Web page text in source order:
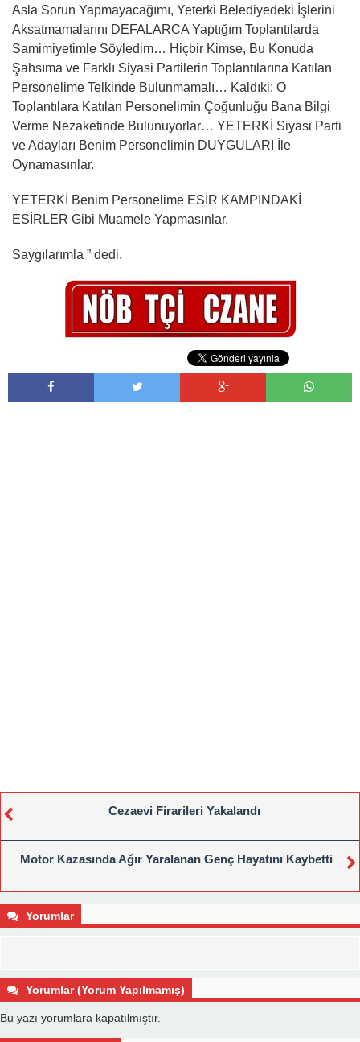
Asla Sorun Yapmayacağımı, Yeterki Belediyedeki İşlerini
Aksatmamalarını DEFALARCA Yaptığım Toplantılarda
Samimiyetimle Söyledim… Hiçbir Kimse, Bu Konuda
Şahsıma ve Farklı Siyasi Partilerin Toplantılarına Katılan
Personelime Telkinde Bulunmamalı… Kaldıki; O
Toplantılara Katılan Personelimin Çoğunluğu Bana Bilgi
Verme Nezaketinde Bulunuyorlar… YETERKİ Siyasi Parti
ve Adayları Benim Personelimin DUYGULARI İle
Oynamasınlar.
YETERKİ Benim Personelime ESİR KAMPINDAKİ
ESİRLER Gibi Muamele Yapmasınlar.
Saygılarımla ” dedi.
Cezaevi Firarileri Yakalandı
Motor Kazasında Ağır Yaralanan Genç Hayatını Kaybetti
Yorumlar
Yorumlar (Yorum Yapılmamış)
Bu yazı yorumlara kapatılmıştır.